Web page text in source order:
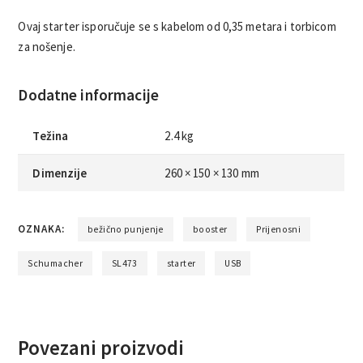
Ovaj starter isporučuje se s kabelom od 0,35 metara i torbicom
za nošenje.
Dodatne informacije
Težina 2.4 kg
Dimenzije 260 × 150 × 130 mm
OZNAKA: bežično punjenje booster Prijenosni
Schumacher SL473 starter USB
Povezani proizvodi